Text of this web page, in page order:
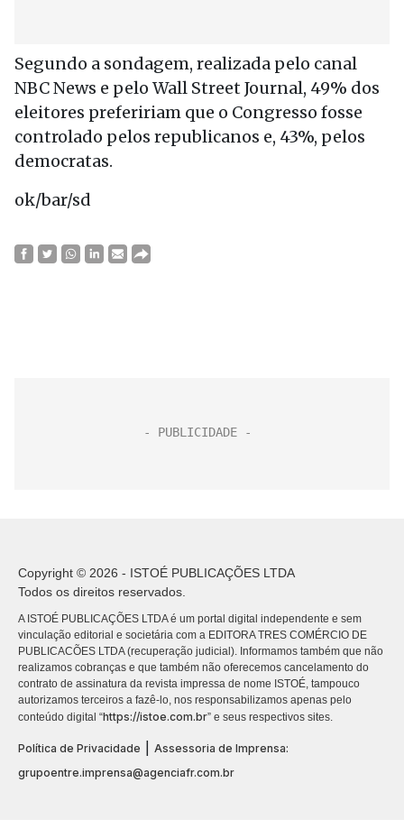
Segundo a sondagem, realizada pelo canal
NBC News e pelo Wall Street Journal, 49% dos
eleitores prefeririam que o Congresso fosse
controlado pelos republicanos e, 43%, pelos
democratas.
ok/bar/sd
Copyright © 2026 - ISTOÉ PUBLICAÇÕES LTDA
Todos os direitos reservados.
A ISTOÉ PUBLICAÇÕES LTDA é um portal digital independente e sem
vinculação editorial e societária com a EDITORA TRES COMÉRCIO DE
PUBLICACÕES LTDA (recuperação judicial). Informamos também que não
realizamos cobranças e que também não oferecemos cancelamento do
contrato de assinatura da revista impressa de nome ISTOÉ, tampouco
autorizamos terceiros a fazê-lo, nos responsabilizamos apenas pelo
conteúdo digital “https://istoe.com.br” e seus respectivos sites.
Política de Privacidade
Assessoria de Imprensa:
grupoentre.imprensa@agenciafr.com.br